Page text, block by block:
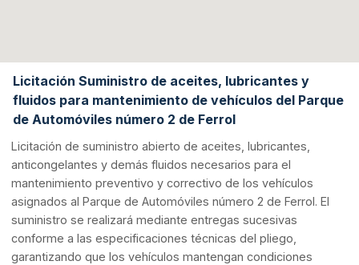
Licitación Suministro de aceites, lubricantes y
fluidos para mantenimiento de vehículos del Parque
de Automóviles número 2 de Ferrol
Licitación de suministro abierto de aceites, lubricantes,
anticongelantes y demás fluidos necesarios para el
mantenimiento preventivo y correctivo de los vehículos
asignados al Parque de Automóviles número 2 de Ferrol. El
suministro se realizará mediante entregas sucesivas
conforme a las especificaciones técnicas del pliego,
garantizando que los vehículos mantengan condiciones